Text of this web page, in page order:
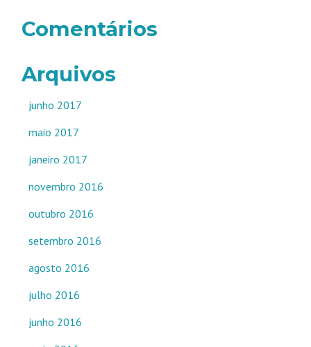
Comentários
Arquivos
junho 2017
maio 2017
janeiro 2017
novembro 2016
outubro 2016
setembro 2016
agosto 2016
julho 2016
junho 2016